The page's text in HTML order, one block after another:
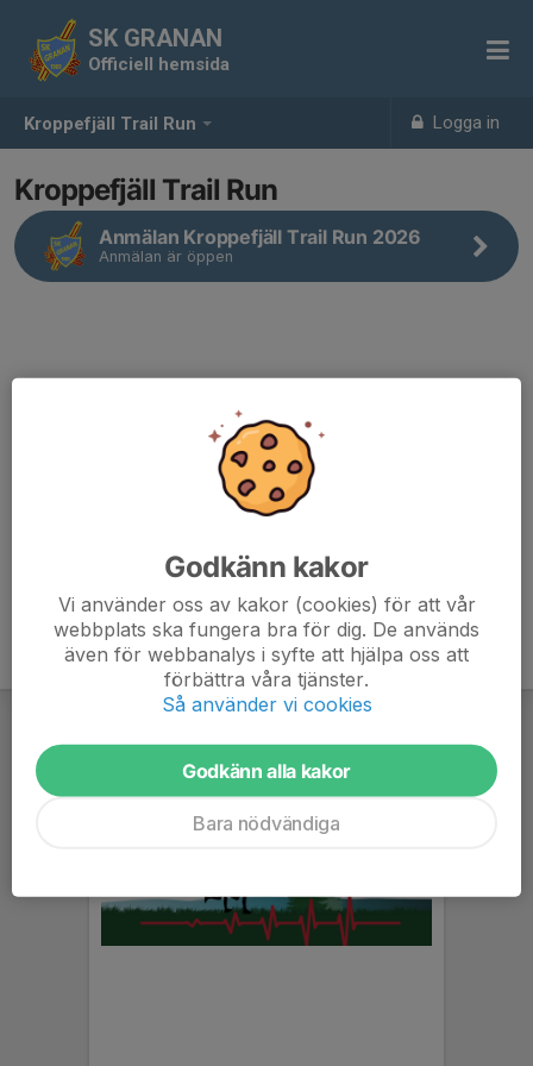
Kroppefjäll Trail Run Logga in
SK GRANAN
Officiell hemsida
Kroppefjäll Trail Run
Anmälan Kroppefjäll Trail Run 2026
Anmälan är öppen
Godkänn kakor
Vi använder oss av kakor (cookies) för att vår
webbplats ska fungera bra för dig. De används
även för webbanalys i syfte att hjälpa oss att
förbättra våra tjänster.
Så använder vi cookies
Godkänn alla kakor
Bara nödvändiga